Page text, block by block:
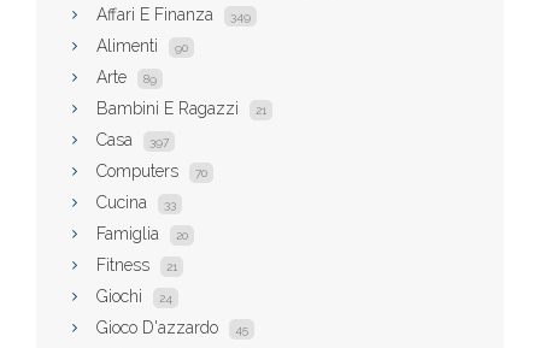
Affari E Finanza 349
Alimenti 90
Arte 89
Bambini E Ragazzi 21
Casa 397
Computers 70
Cucina 33
Famiglia 20
Fitness 21
Giochi 24
Gioco D'azzardo 45